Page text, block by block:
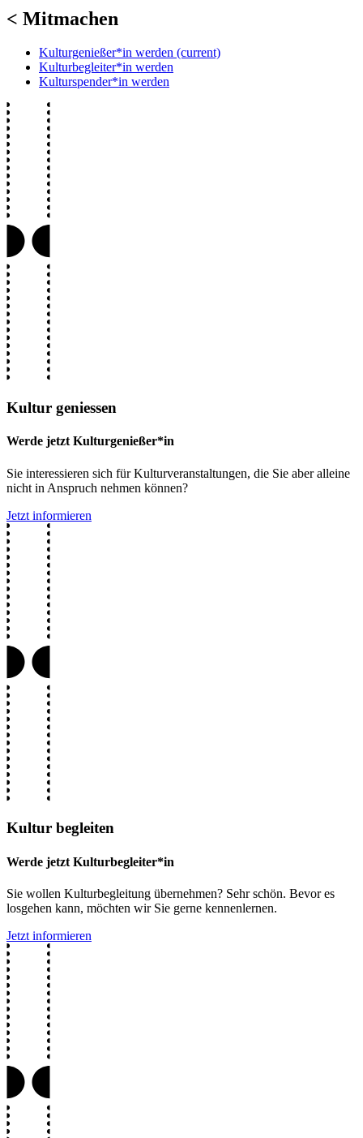
< Mitmachen
Kulturgenießer*in werden (current)
Kulturbegleiter*in werden
Kulturspender*in werden
Kultur geniessen
Werde jetzt Kulturgenießer*in
Sie interessieren sich für Kulturveranstaltungen, die Sie aber alleine
nicht in Anspruch nehmen können?
Jetzt informieren
Kultur begleiten
Werde jetzt Kulturbegleiter*in
Sie wollen Kulturbegleitung übernehmen? Sehr schön. Bevor es
losgehen kann, möchten wir Sie gerne kennenlernen.
Jetzt informieren